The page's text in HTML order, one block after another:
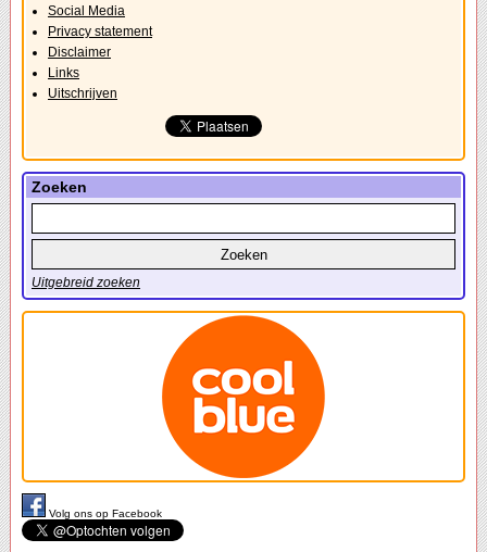
Social Media
Privacy statement
Disclaimer
Links
Uitschrijven
Zoeken
Uitgebreid zoeken
Volg ons op Facebook